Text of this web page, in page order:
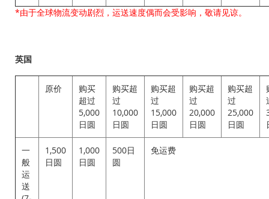
*由于全球物流变动剧烈，运送速度偶而会受影响，敬请见谅。
英国
原价
购买
超过
5,000
日圆
购买超
过
10,000
日圆
购买超
过
15,000
日圆
购买超
过
20,000
日圆
购买超
过
25,000
日圆
一
般
运
送
1,500
日圆
1,000
日圆
500日
圆
免运费